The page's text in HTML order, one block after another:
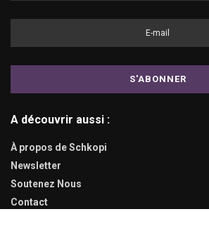
A découvrir aussi :
À propos de Schkopi
Newsletter
Soutenez Nous
Contact